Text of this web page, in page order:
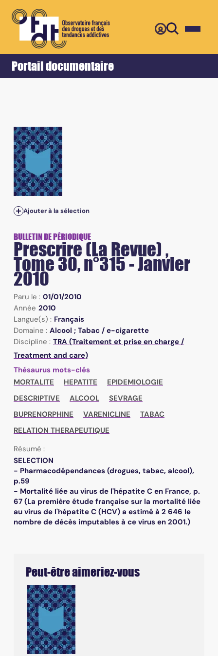
Portail documentaire
Accueil Retour
Tome 30, n°315 - Janvier 2010
Ajouter à la sélection
BULLETIN DE PÉRIODIQUE
Prescrire (La Revue) ,
Tome 30, n°315 - Janvier
2010
Paru le : 01/01/2010
Année 2010
Langue(s) : Français
Domaine : Alcool ; Tabac / e-cigarette
Discipline : TRA (Traitement et prise en charge /
Treatment and care)
Thésaurus mots-clés
MORTALITE
HEPATITE
EPIDEMIOLOGIE
DESCRIPTIVE
ALCOOL
SEVRAGE
BUPRENORPHINE
VARENICLINE
TABAC
RELATION THERAPEUTIQUE
Résumé :
SELECTION
- Pharmacodépendances (drogues, tabac, alcool),
p.59
- Mortalité liée au virus de l'hépatite C en France, p.
67 (La première étude française sur la mortalité liée
au virus de l'hépatite C (HCV) a estimé à 2 646 le
nombre de décès imputables à ce virus en 2001.)
Peut-être aimeriez-vous